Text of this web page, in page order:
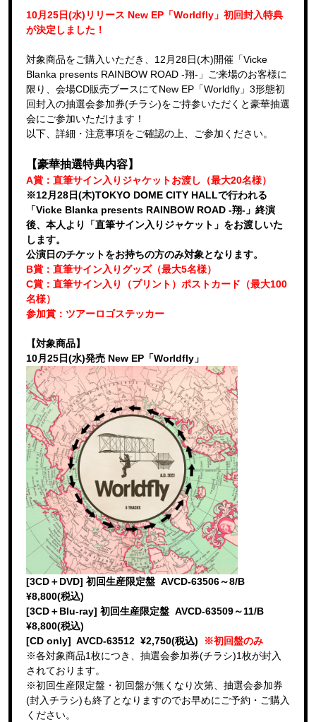
10月25日(水)リリース New EP「Worldfly」初回封入特典
が決定しました！
対象商品をご購入いただき、12月28日(木)開催「Vicke
Blanka presents RAINBOW ROAD -翔-」ご来場のお客様に
限り、会場CD販売ブースにてNew EP「Worldfly」3形態初
回封入の抽選会参加券(チラシ)をご持参いただくと豪華抽選
会にご参加いただけます！
以下、詳細・注意事項をご確認の上、ご参加ください。
【豪華抽選特典内容】
A賞：直筆サイン入りジャケットお渡し（最大20名様）
※12月28日(木)TOKYO DOME CITY HALLで行われる
「Vicke Blanka presents RAINBOW ROAD -翔-」終演
後、本人より「直筆サイン入りジャケット」をお渡しいた
します。
公演日のチケットをお持ちの方のみ対象となります。
B賞：直筆サイン入りグッズ（最大5名様）
C賞：直筆サイン入り（プリント）ポストカード（最大100
名様）
参加賞：ツアーロゴステッカー
【対象商品】
10月25日(水)発売 New EP「Worldfly」
[3CD＋DVD] 初回生産限定盤 AVCD-63506～8/B
¥8,800(税込)
[3CD＋Blu-ray] 初回生産限定盤 AVCD-63509～11/B
¥8,800(税込)
[CD only] AVCD-63512 ¥2,750(税込)
※初回盤のみ
※各対象商品1枚につき、抽選会参加券(チラシ)1枚が封入
されております。
※初回生産限定盤・初回盤が無くなり次第、抽選会参加券
(封入チラシ)も終了となりますのでお早めにご予約・ご購入
ください。